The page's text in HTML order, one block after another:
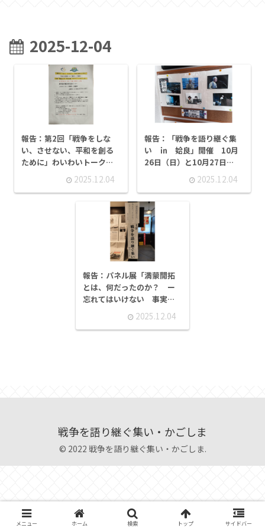
2025-12-04
報告：第2回「戦争をしな
い、させない、平和を創る
ために」わいわいトーク開
催 11月30日（日）2025.12.04
報告：「戦争を語り継ぐ集
い ㏌ 姶良」開催 10月
26日（日）と10月27日
2025.12.04
報告：パネル展「満蒙開拓
とは、何だったのか？ ー
忘れてはいけない 事実の
2025.12.04
戦争を語り継ぐ集い・かごしま
© 2022 戦争を語り継ぐ集い・かごしま.
メニュー ホーム 検索 トップ サイドバー